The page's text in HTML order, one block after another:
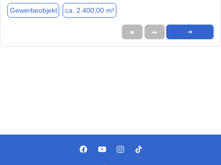
Gewerbeobjekt ca. 2.400,00 m²
★ ➦ ➜